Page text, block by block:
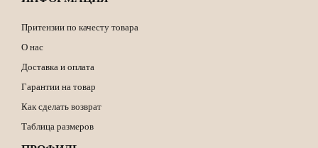
Притензии по качесту товара
О нас
Доставка и оплата
Гарантии на товар
Как сделать возврат
Таблица размеров